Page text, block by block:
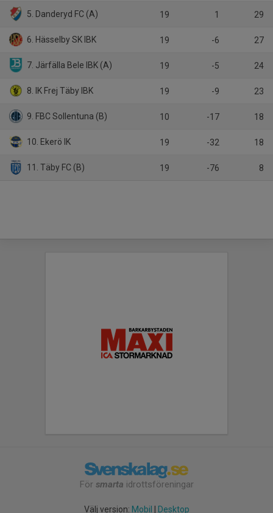
5. Danderyd FC (A) 19 1 29
6. Hässelby SK IBK 19 -6 27
7. Järfälla Bele IBK (A) 19 -5 24
8. IK Frej Täby IBK 19 -9 23
9. FBC Sollentuna (B) 10 -17 18
10. Ekerö IK 19 -32 18
11. Täby FC (B) 19 -76 8
För smarta idrottsföreningar
Välj version: Mobil Desktop